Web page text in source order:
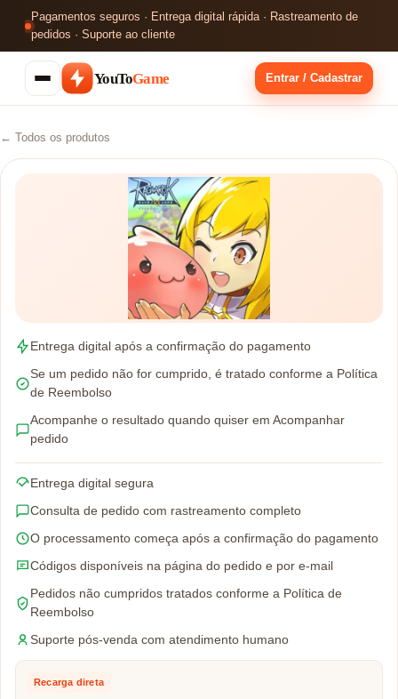
Pagamentos seguros · Entrega digital rápida · Rastreamento de
pedidos · Suporte ao cliente
YouToGame Entrar / Cadastrar
← Todos os produtos
Entrega digital após a confirmação do pagamento
Se um pedido não for cumprido, é tratado conforme a Política
de Reembolso
Acompanhe o resultado quando quiser em Acompanhar
pedido
Entrega digital segura
Consulta de pedido com rastreamento completo
O processamento começa após a confirmação do pagamento
Códigos disponíveis na página do pedido e por e-mail
Pedidos não cumpridos tratados conforme a Política de
Reembolso
Suporte pós-venda com atendimento humano
Recarga direta